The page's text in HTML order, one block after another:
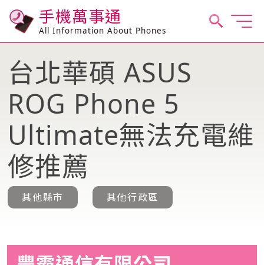
手機萬事通
All Information About Phones
台北華碩 ASUS
ROG Phone 5
Ultimate無法充電維
修推薦
其他縣市 其他行政區